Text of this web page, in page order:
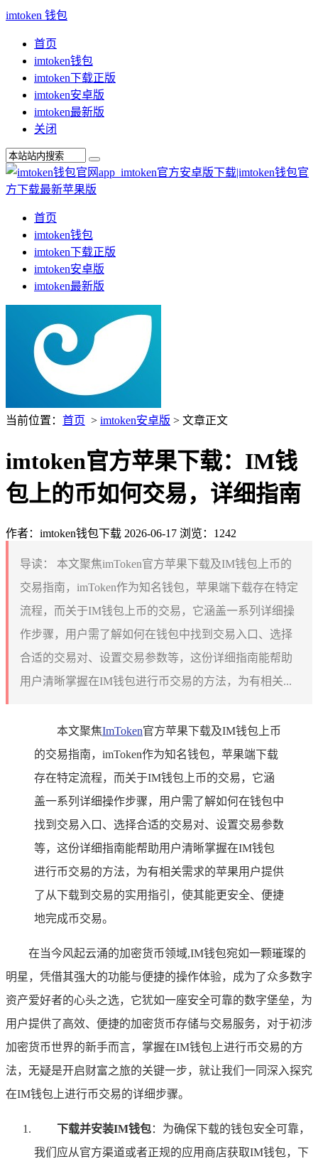
imtoken 钱包
首页
imtoken钱包
imtoken下载正版
imtoken安卓版
imtoken最新版
关闭
首页
imtoken钱包
imtoken下载正版
imtoken安卓版
imtoken最新版
当前位置： 首页 > imtoken安卓版 > 文章正文
imtoken官方苹果下载：IM钱
包上的币如何交易，详细指南
作者：imtoken钱包下载 2026-06-17 浏览：1242
导读：
本文聚焦imToken官方苹果下载及IM钱包上币的
交易指南，imToken作为知名钱包，苹果端下载存在特定
流程，而关于IM钱包上币的交易，它涵盖一系列详细操
作步骤，用户需了解如何在钱包中找到交易入口、选择
合适的交易对、设置交易参数等，这份详细指南能帮助
用户清晰掌握在IM钱包进行币交易的方法，为有相关...
本文聚焦ImToken官方苹果下载及IM钱包上币
的交易指南，imToken作为知名钱包，苹果端下载
存在特定流程，而关于IM钱包上币的交易，它涵
盖一系列详细操作步骤，用户需了解如何在钱包中
找到交易入口、选择合适的交易对、设置交易参数
等，这份详细指南能帮助用户清晰掌握在IM钱包
进行币交易的方法，为有相关需求的苹果用户提供
了从下载到交易的实用指引，使其能更安全、便捷
地完成币交易。
在当今风起云涌的加密货币领域,IM钱包宛如一颗璀璨的
明星，凭借其强大的功能与便捷的操作体验，成为了众多数字
资产爱好者的心头之选，它犹如一座安全可靠的数字堡垒，为
用户提供了高效、便捷的加密货币存储与交易服务，对于初涉
加密货币世界的新手而言，掌握在IM钱包上进行币交易的方
法，无疑是开启财富之旅的关键一步，就让我们一同深入探究
在IM钱包上进行币交易的详细步骤。
下载并安装IM钱包：为确保下载的钱包安全可靠，
我们应从官方渠道或者正规的应用商店获取IM钱包，下